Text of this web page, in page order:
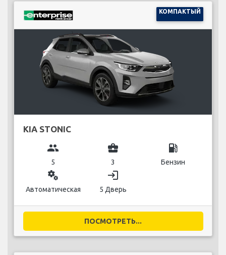
КОМПАКТЫЙ
KIA STONIC
group
5
business_center
3
local_gas_station
Бензин
miscellaneous_services
Автоматическая
login
5 Дверь
ПОСМОТРЕТЬ...